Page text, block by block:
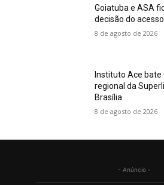
Goiatuba e ASA
decisão do
8 de agosto de 2026
Instituto Ace bate
regional da
Brasília
8 de agosto de 2026
- Anúncio -